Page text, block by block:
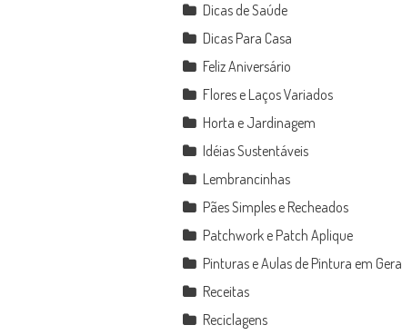
Dicas de Saúde
Dicas Para Casa
Feliz Aniversário
Flores e Laços Variados
Horta e Jardinagem
Idéias Sustentáveis
Lembrancinhas
Pães Simples e Recheados
Patchwork e Patch Aplique
Pinturas e Aulas de Pintura em Geral
Receitas
Reciclagens